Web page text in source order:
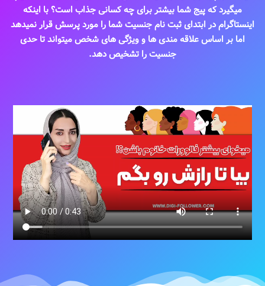
میگیرد که پیج شما بیشتر برای چه کسانی جذاب است؟ با اینکه
اینستاگرام در ابتدای ثبت نام جنسیت شما را مورد پرسش قرار نمیدهد
اما بر اساس علاقه مندی ها و ویژگی های شخص میتواند تا حدی
جنسیت را تشخیص دهد.